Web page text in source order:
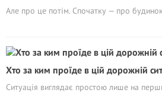
Але про це потім. Спочатку — про
Хто за ким проїде в цій дорожній
Ситуація виглядає простою лише на